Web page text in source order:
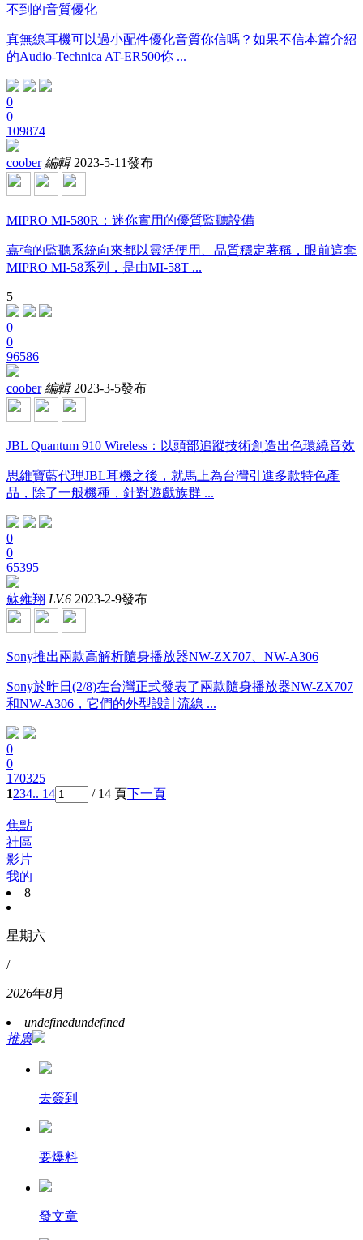
不到的音質優化
真無線耳機可以過小配件優化音質你信嗎？如果不信本篇介紹
的Audio-Technica AT-ER500你 ...
0
0
109874
coober 編輯 2023-5-11發布
MIPRO MI-580R：迷你實用的優質監聽設備
嘉強的監聽系統向來都以靈活便用、品質穩定著稱，眼前這套
MIPRO MI-58系列，是由MI-58T ...
5
0
0
96586
coober 編輯 2023-3-5發布
JBL Quantum 910 Wireless：以頭部追蹤技術創造出色環繞音效
思維寶藍代理JBL耳機之後，就馬上為台灣引進多款特色產
品，除了一般機種，針對遊戲族群 ...
0
0
65395
蘇雍翔 LV.6 2023-2-9發布
Sony推出兩款高解析隨身播放器NW-ZX707、NW-A306
Sony於昨日(2/8)在台灣正式發表了兩款隨身播放器NW-ZX707
和NW-A306，它們的外型設計流線 ...
0
0
170325
1234.. 14 / 14 頁下一頁
焦點
社區
影片
我的
8
星期六
/
2026年8月
undefinedundefined
推廣
去簽到
要爆料
發文章